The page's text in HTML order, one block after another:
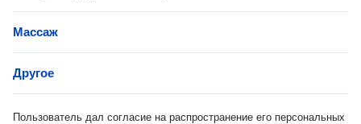
Массаж
Другое
Пользователь дал согласие на распространение его персональных